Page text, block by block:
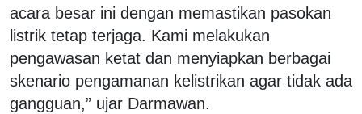
acara besar ini dengan memastikan pasokan
listrik tetap terjaga. Kami melakukan
pengawasan ketat dan menyiapkan berbagai
skenario pengamanan kelistrikan agar tidak ada
gangguan,” ujar Darmawan.